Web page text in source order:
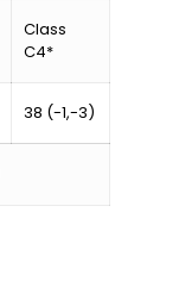
Class
C4*
38 (-1,-3)